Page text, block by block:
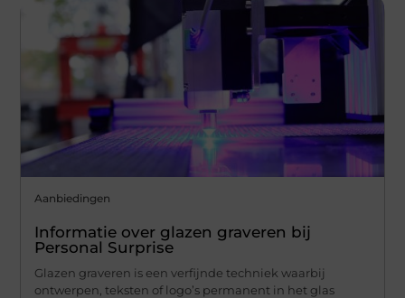
Aanbiedingen
Informatie over glazen graveren bij
Personal Surprise
Glazen graveren is een verfijnde techniek waarbij
ontwerpen, teksten of logo’s permanent in het glas